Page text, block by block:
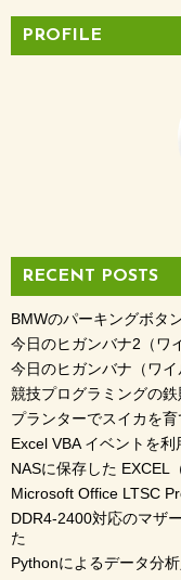
PROFILE
RECENT POSTS
BMWのパーキングボタ
今日のヒガンバナ2（ワ
今日のヒガンバナ（ワイ
競技プログラミングの
プランターでスイカを
Excel VBA イベントを利
NASに保存した EXCEL
Microsoft Office LTSC
DDR4-2400対応のマザ
た
Pythonによるデータ分